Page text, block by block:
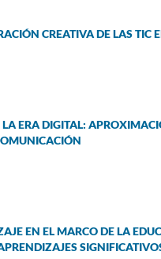
CREATIVA DE LAS
ERA DIGITAL:
EN EL MARCO DE LA